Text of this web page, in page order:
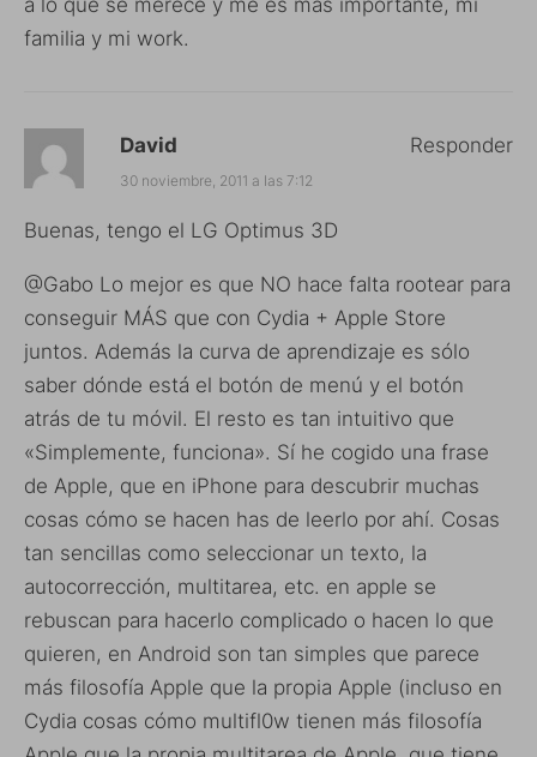
a lo que se merece y me es mas importante, mi
familia y mi work.
David
30 noviembre, 2011 a las 7:12
Buenas, tengo el LG Optimus 3D
@Gabo Lo mejor es que NO hace falta rootear para
conseguir MÁS que con Cydia + Apple Store
juntos. Además la curva de aprendizaje es sólo
saber dónde está el botón de menú y el botón
atrás de tu móvil. El resto es tan intuitivo que
«Simplemente, funciona». Sí he cogido una frase
de Apple, que en iPhone para descubrir muchas
cosas cómo se hacen has de leerlo por ahí. Cosas
tan sencillas como seleccionar un texto, la
autocorrección, multitarea, etc. en apple se
rebuscan para hacerlo complicado o hacen lo que
quieren, en Android son tan simples que parece
más filosofía Apple que la propia Apple (incluso en
Cydia cosas cómo multifl0w tienen más filosofía
Responder